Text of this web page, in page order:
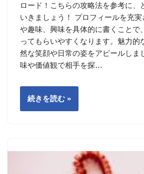
ロード！こちらの攻略法を参考に、
いきましょう！ プロフィールを充
や趣味、興味を具体的に書くことで
ってもらいやすくなります。魅力的
然な笑顔や日常の姿をアピールしま
味や価値観で相手を探…
続きを読む »